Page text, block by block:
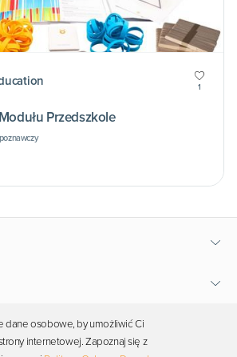
1
Przedszkole
dane osobowe, by umożliwić Ci
internetowej. Zapoznaj się z